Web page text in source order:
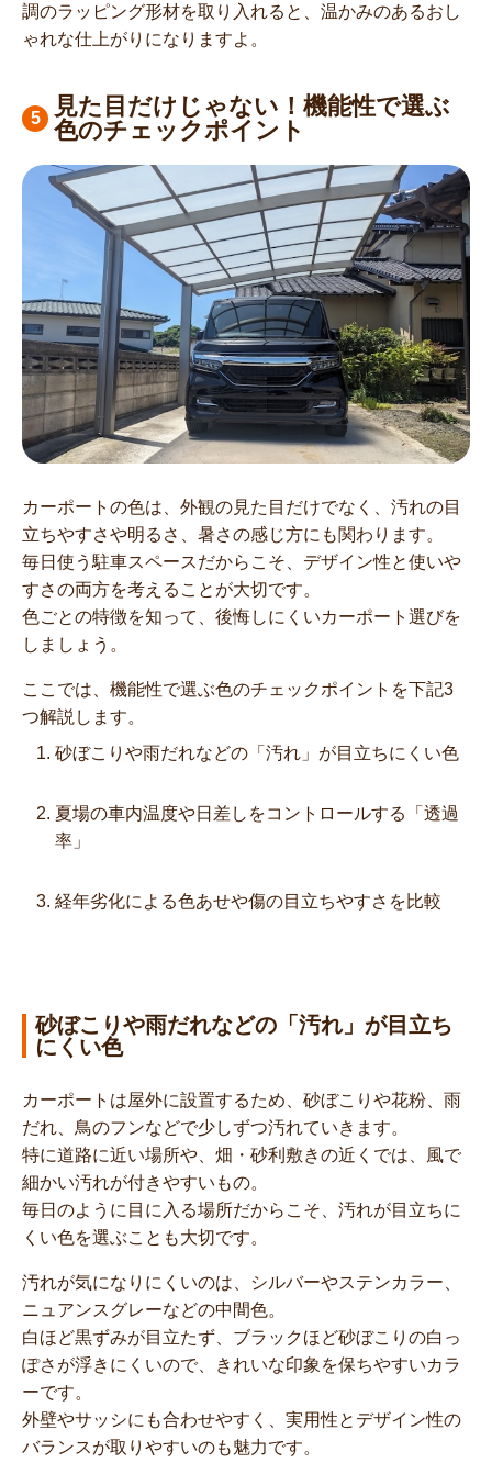
調のラッピング形材を取り入れると、温かみのあるおし
ゃれな仕上がりになりますよ。
見た目だけじゃない！機能性で選ぶ
色のチェックポイント
カーポートの色は、外観の見た目だけでなく、汚れの目
立ちやすさや明るさ、暑さの感じ方にも関わります。
毎日使う駐車スペースだからこそ、デザイン性と使いや
すさの両方を考えることが大切です。
色ごとの特徴を知って、後悔しにくいカーポート選びを
しましょう。
ここでは、機能性で選ぶ色のチェックポイントを下記3
つ解説します。
砂ぼこりや雨だれなどの「汚れ」が目立ちにくい色
夏場の車内温度や日差しをコントロールする「透過
率」
経年劣化による色あせや傷の目立ちやすさを比較
砂ぼこりや雨だれなどの「汚れ」が目立ち
にくい色
カーポートは屋外に設置するため、砂ぼこりや花粉、雨
だれ、鳥のフンなどで少しずつ汚れていきます。
特に道路に近い場所や、畑・砂利敷きの近くでは、風で
細かい汚れが付きやすいもの。
毎日のように目に入る場所だからこそ、汚れが目立ちに
くい色を選ぶことも大切です。
汚れが気になりにくいのは、シルバーやステンカラー、
ニュアンスグレーなどの中間色。
白ほど黒ずみが目立たず、ブラックほど砂ぼこりの白っ
ぽさが浮きにくいので、きれいな印象を保ちやすいカラ
ーです。
外壁やサッシにも合わせやすく、実用性とデザイン性の
バランスが取りやすいのも魅力です。